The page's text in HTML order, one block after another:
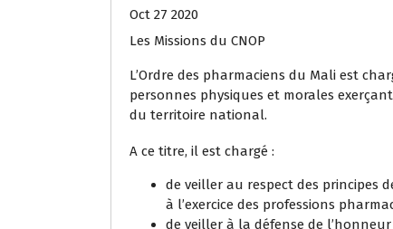
Oct 27 2020
Les Missions du CNOP
L’Ordre des pharmaciens du Mali est
personnes physiques et morales
du territoire national.
A ce titre, il est chargé :
de veiller au respect des principes
à l’exercice des professions
de veiller à la défense de